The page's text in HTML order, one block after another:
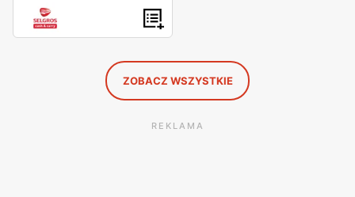
ZOBACZ WSZYSTKIE
REKLAMA